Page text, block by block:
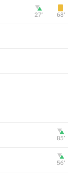
27‎’‎ 68‎’‎
85‎’‎
56‎’‎